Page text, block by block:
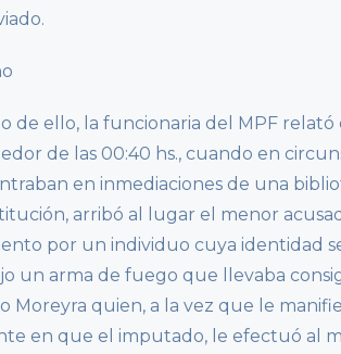
de ello, la funcionaria del MPF
de las 00:40 hs., cuando en
en inmediaciones de una
arribó al lugar el menor
por un individuo cuya identidad
un arma de fuego que llevaba
Moreyra quien, a la vez que le
en que el imputado, le efectuó al